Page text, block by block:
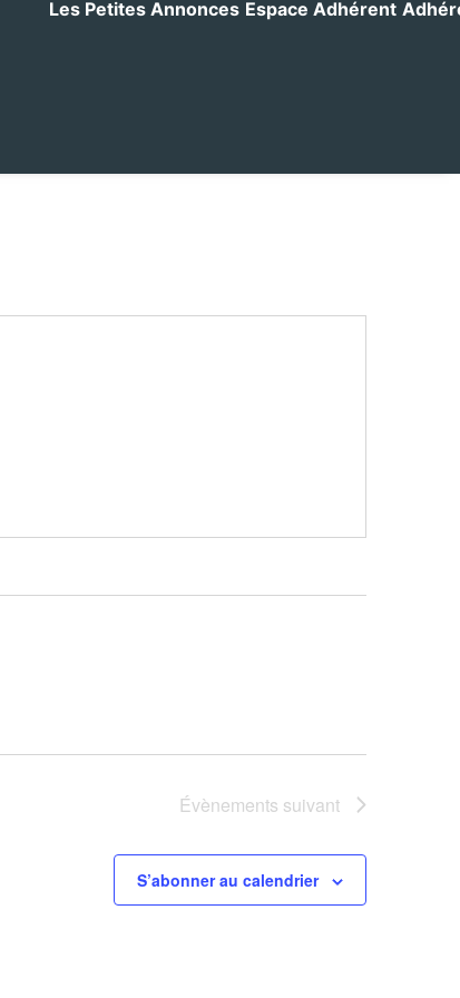
Les Petites Annonces Espace Adhérent
Évènements suivant
S’abonner au calendrier